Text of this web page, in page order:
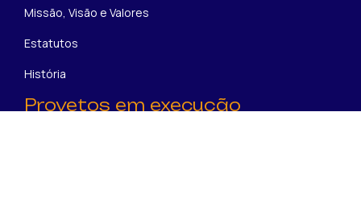
Missão, Visão e Valores
Estatutos
História
Proyetos em execução